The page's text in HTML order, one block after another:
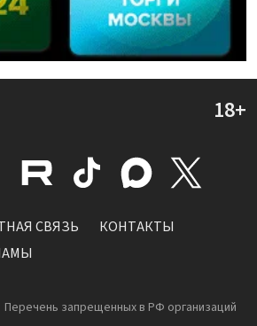
СВЯЗЬ
КОНТАКТЫ
Перечень запрещенных в РФ организаций